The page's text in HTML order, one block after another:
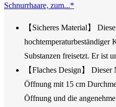
Schnurrhaare, zum...*
【Sicheres Material】
hochtemperaturbeständiger
Substanzen freisetzt. Er ist
【Flaches Design】
Öffnung mit 15 cm
Öffnung und die